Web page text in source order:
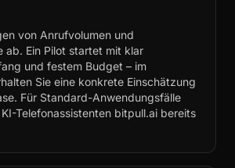
von Anrufvolumen und
ab. Ein Pilot startet mit klar
und festem Budget – im
Sie eine konkrete Einschätzung
Für Standard-Anwendungsfälle
Telefonassistenten bitpull.ai bereits